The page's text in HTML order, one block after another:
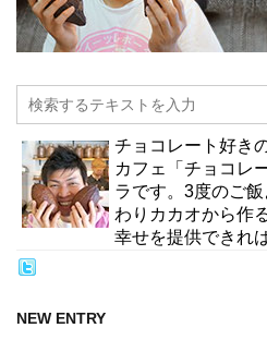
チョコレート好き
カフェ「チョコレ
ラです。3度のご
わりカカオから作
幸せを提供できれ
NEW ENTRY